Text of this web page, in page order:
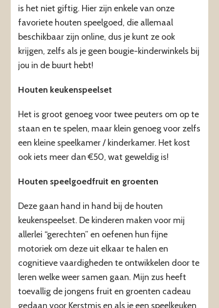
is het niet giftig. Hier zijn enkele van onze
favoriete houten speelgoed, die allemaal
beschikbaar zijn online, dus je kunt ze ook
krijgen, zelfs als je geen bougie-kinderwinkels bij
jou in de buurt hebt!
Houten keukenspeelset
Het is groot genoeg voor twee peuters om op te
staan ​​en te spelen, maar klein genoeg voor zelfs
een kleine speelkamer / kinderkamer. Het kost
ook iets meer dan €50, wat geweldig is!
Houten speelgoedfruit en groenten
Deze gaan hand in hand bij de houten
keukenspeelset. De kinderen maken voor mij
allerlei “gerechten” en oefenen hun fijne
motoriek om deze uit elkaar te halen en
cognitieve vaardigheden te ontwikkelen door te
leren welke weer samen gaan. Mijn zus heeft
toevallig de jongens fruit en groenten cadeau
gedaan voor Kerstmis en als je een speelkeuken